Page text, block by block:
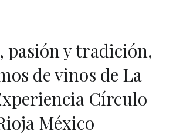
pasión y tradición,
de vinos de La
Círculo
México